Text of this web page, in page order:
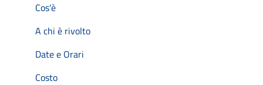
Cos'è
A chi è rivolto
Date e Orari
Costo